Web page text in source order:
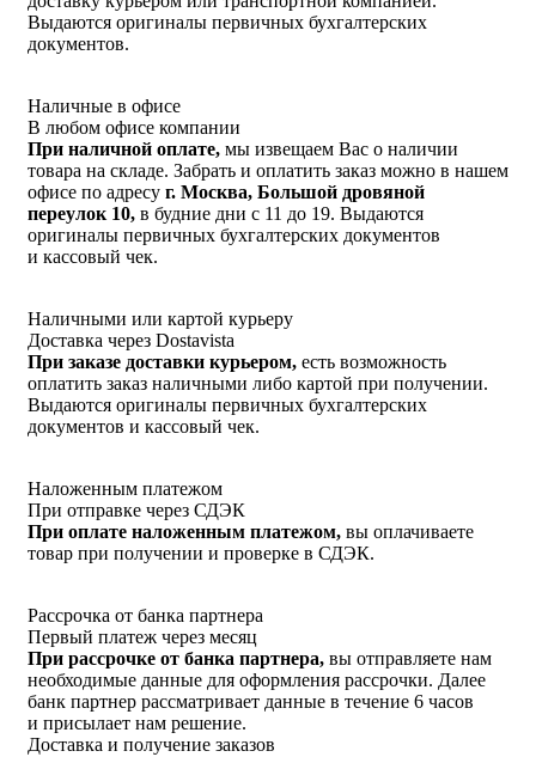
Выдаются оригиналы первичных бухгалтерских
документов.
Наличные в офисе
В любом офисе компании
При наличной оплате, мы извещаем Вас о наличии
товара на складе. Забрать и оплатить заказ можно в нашем
офисе по адресу г. Москва, Большой дровяной
переулок 10, в будние дни с 11 до 19. Выдаются
оригиналы первичных бухгалтерских документов
и кассовый чек.
Наличными или картой курьеру
Доставка через Dostavista
При заказе доставки курьером, есть возможность
оплатить заказ наличными либо картой при получении.
Выдаются оригиналы первичных бухгалтерских
документов и кассовый чек.
Наложенным платежом
При отправке через СДЭК
При оплате наложенным платежом, вы оплачиваете
товар при получении и проверке в СДЭК.
Рассрочка от банка партнера
Первый платеж через месяц
При рассрочке от банка партнера, вы отправляете нам
необходимые данные для оформления рассрочки. Далее
банк партнер рассматривает данные в течение 6 часов
и присылает нам решение.
Доставка и получение заказов